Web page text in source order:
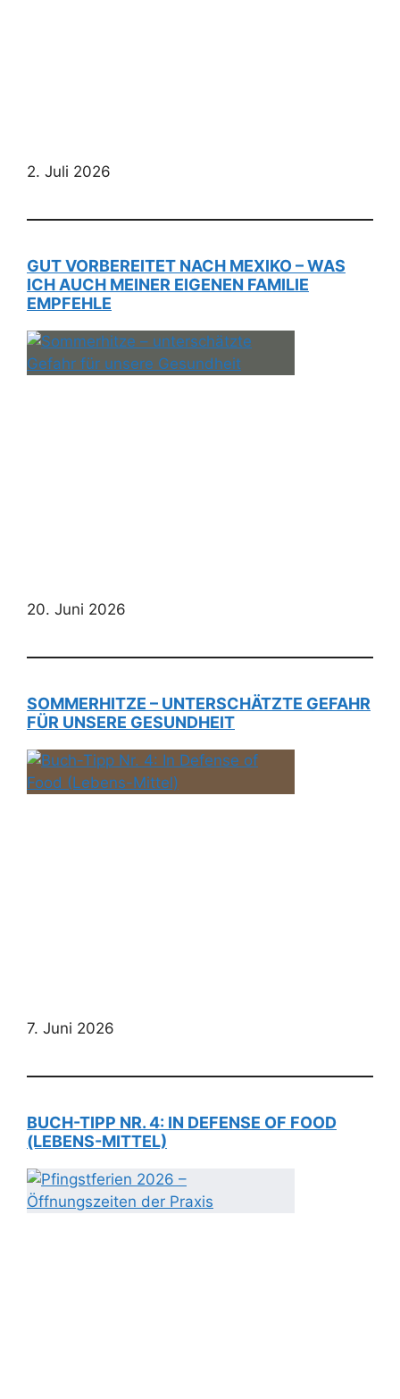
2. Juli 2026
GUT VORBEREITET NACH MEXIKO – WAS
ICH AUCH MEINER EIGENEN FAMILIE
EMPFEHLE
20. Juni 2026
SOMMERHITZE – UNTERSCHÄTZTE GEFAHR
FÜR UNSERE GESUNDHEIT
7. Juni 2026
BUCH-TIPP NR. 4: IN DEFENSE OF FOOD
(LEBENS-MITTEL)